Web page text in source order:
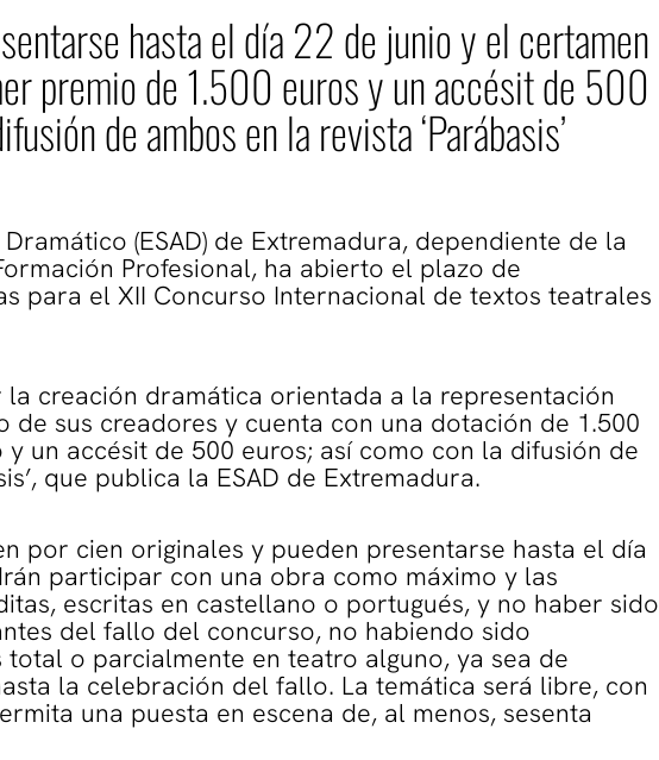
hasta el día 22 de junio y el certamen
premio de 1.500 euros y un accésit de 500
de ambos en la revista ‘Parábasis’
(ESAD) de Extremadura, dependiente de la
Profesional, ha abierto el plazo de
para el XII Concurso Internacional de textos teatrales
creación dramática orientada a la representación
sus creadores y cuenta con una dotación de 1.500
un accésit de 500 euros; así como con la difusión de
que publica la ESAD de Extremadura.
por cien originales y pueden presentarse hasta el día
participar con una obra como máximo y las
escritas en castellano o portugués, y no haber sido
del fallo del concurso, no habiendo sido
o parcialmente en teatro alguno, ya sea de
la celebración del fallo. La temática será libre, con
una puesta en escena de, al menos, sesenta